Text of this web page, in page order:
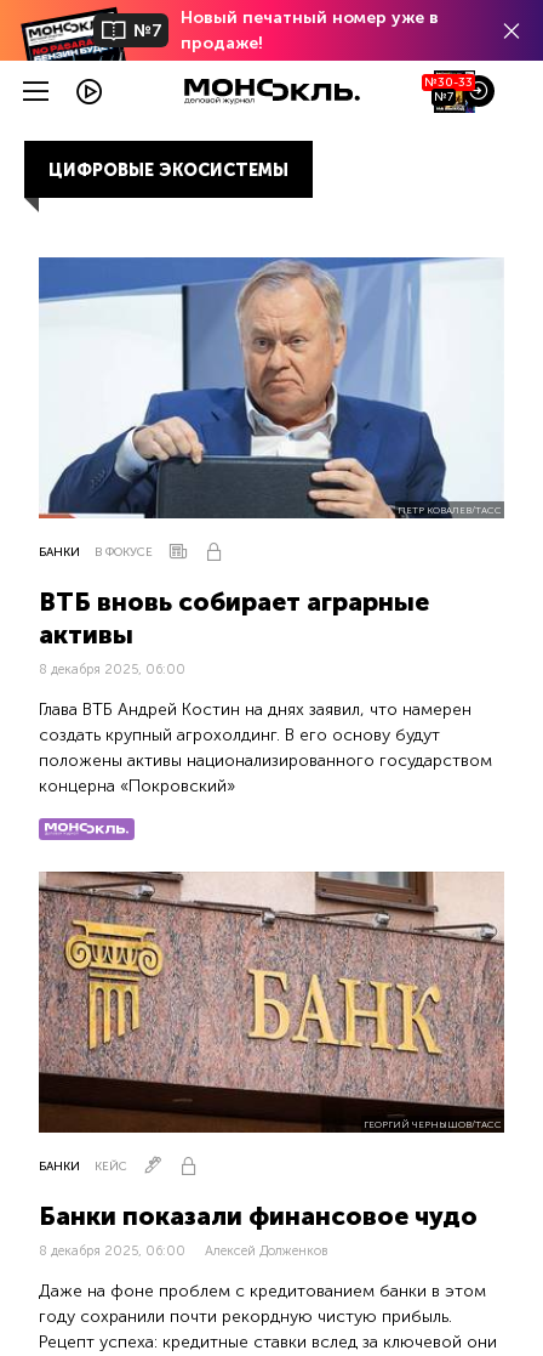
№7
Новый печатный номер уже в
продаже!
№30-33
№7
ЦИФРОВЫЕ ЭКОСИСТЕМЫ
ПЕТР КОВАЛЕВ/ТАСС
БАНКИ В ФОКУСЕ
ВТБ вновь собирает аграрные
активы
8 декабря 2025, 06:00
Глава ВТБ Андрей Костин на днях заявил, что намерен
создать крупный агрохолдинг. В его основу будут
положены активы национализированного государством
концерна «Покровский»
ГЕОРГИЙ ЧЕРНЫШОВ/ТАСС
БАНКИ КЕЙС
Банки показали финансовое чудо
8 декабря 2025, 06:00 Алексей Долженков
Даже на фоне проблем с кредитованием банки в этом
году сохранили почти рекордную чистую прибыль.
Рецепт успеха: кредитные ставки вслед за ключевой они